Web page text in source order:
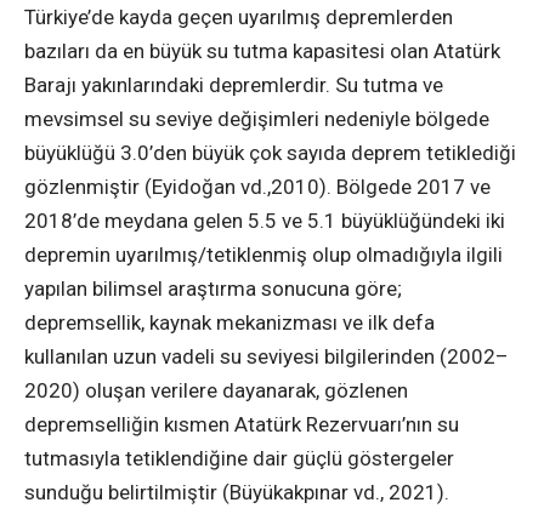
Türkiye’de kayda geçen uyarılmış depremlerden
bazıları da en büyük su tutma kapasitesi olan Atatürk
Barajı yakınlarındaki depremlerdir. Su tutma ve
mevsimsel su seviye değişimleri nedeniyle bölgede
büyüklüğü 3.0’den büyük çok sayıda deprem tetiklediği
gözlenmiştir (Eyidoğan vd.,2010). Bölgede 2017 ve
2018’de meydana gelen 5.5 ve 5.1 büyüklüğündeki iki
depremin uyarılmış/tetiklenmiş olup olmadığıyla ilgili
yapılan bilimsel araştırma sonucuna göre;
depremsellik, kaynak mekanizması ve ilk defa
kullanılan uzun vadeli su seviyesi bilgilerinden (2002–
2020) oluşan verilere dayanarak, gözlenen
depremselliğin kısmen Atatürk Rezervuarı’nın su
tutmasıyla tetiklendiğine dair güçlü göstergeler
sunduğu belirtilmiştir (Büyükakpınar vd., 2021).